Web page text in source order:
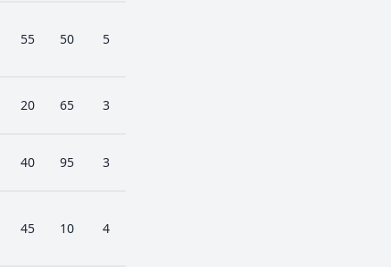
55 50 5
20 65 3
40 95 3
45 10 4